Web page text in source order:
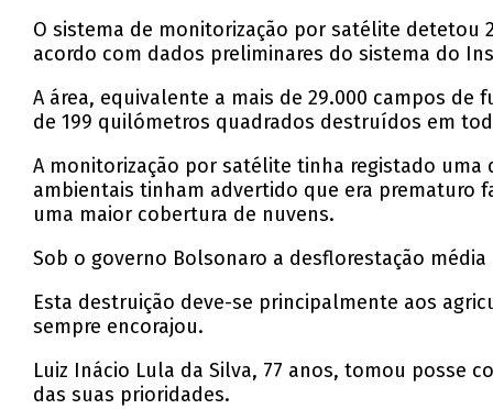
O sistema de monitorização por satélite
acordo com dados preliminares do sistema do
A área, equivalente a mais de 29.000 campos
de 199 quilómetros quadrados destruídos em
A monitorização por satélite tinha registado uma
ambientais tinham advertido que era prematuro
uma maior cobertura de nuvens.
Sob o governo Bolsonaro a desflorestação
Esta destruição deve-se principalmente aos
sempre encorajou.
Luiz Inácio Lula da Silva, 77 anos, tomou posse
das suas prioridades.